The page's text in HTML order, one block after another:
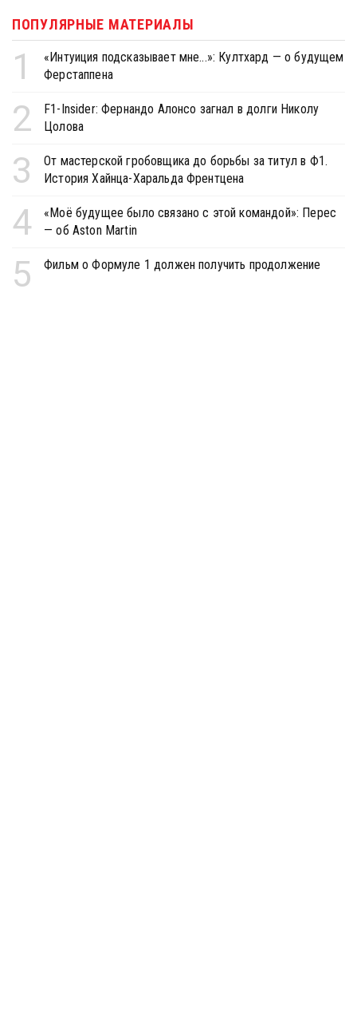
ПОПУЛЯРНЫЕ МАТЕРИАЛЫ
1
«Интуиция подсказывает мне...»: Култхард — о будущем
Ферстаппена
2
F1-Insider: Фернандо Алонсо загнал в долги Николу
Цолова
3
От мастерской гробовщика до борьбы за титул в Ф1.
История Хайнца-Харальда Френтцена
4
«Моё будущее было связано с этой командой»: Перес
— об Aston Martin
5 Фильм о Формуле 1 должен получить продолжение